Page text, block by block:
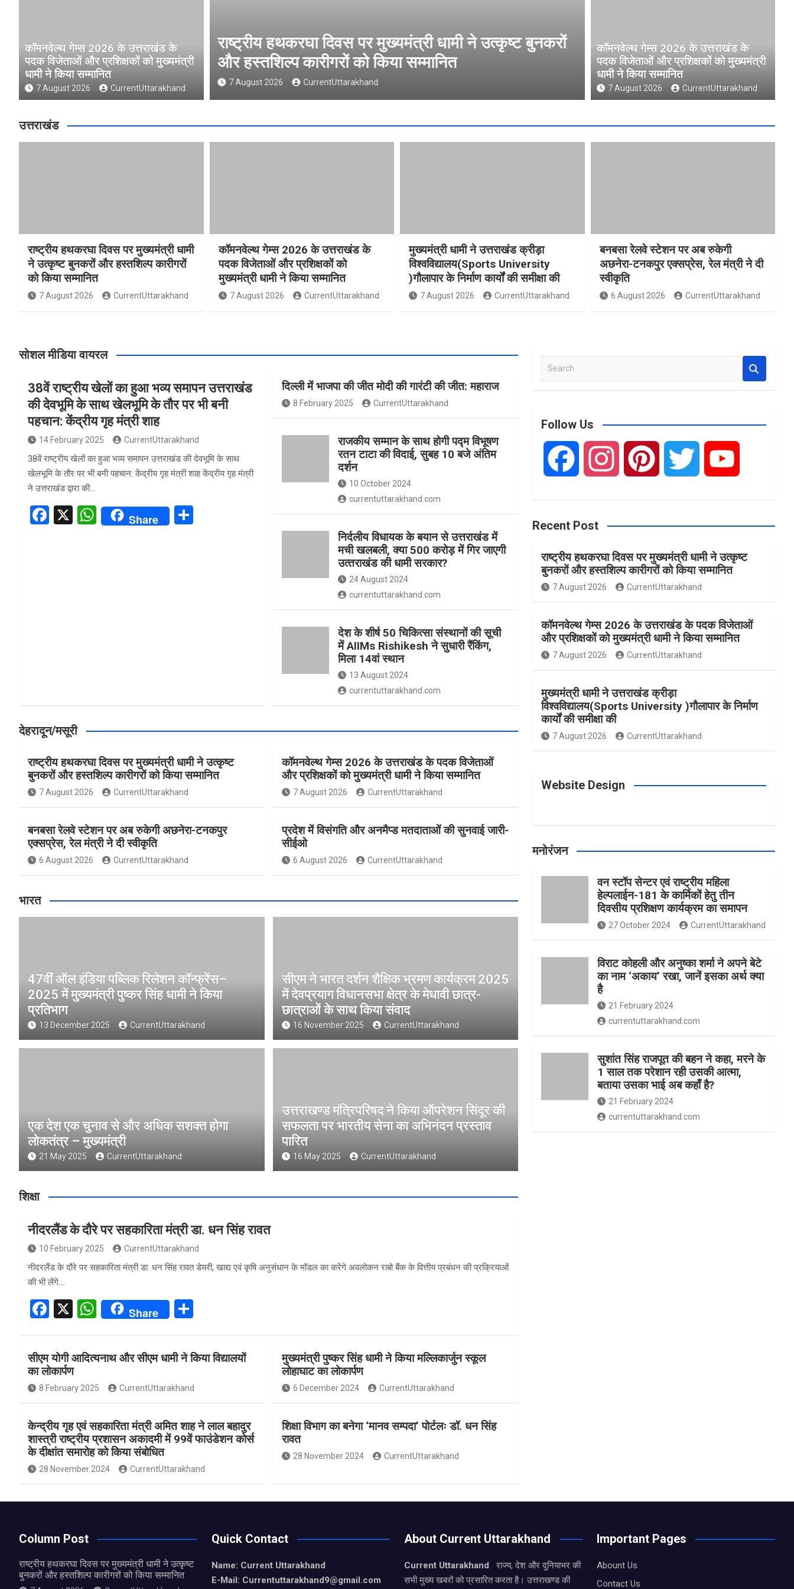
कॉमनवेल्थ गेम्स 2026 के उत्तराखंड के
पदक विजेताओं और प्रशिक्षकों को मुख्यमंत्री
धामी ने किया सम्मानित
7 August 2026 CurrentUttarakhand
मुख्यमंत्री धामी ने उत्कृष्ट बुनकरों
सम्मानित
कॉमनवेल्थ गेम्स 2026 के उत्तराखंड के पदक विजेताओं और
प्रशिक्षकों को मुख्यमंत्री धामी ने किया सम्मानित
7 August 2026 CurrentUttarakhand
मुख्यमंत्री धामी ने उत्तराखंड
University )गौलापार के निर्माण
कॉमनवेल्थ गेम्स 2026 के उत्तराखंड के
पदक विजेताओं और प्रशिक्षकों को मुख्यमंत्री
धामी ने किया सम्मानित
7 August 2026 CurrentUttarakhand
उत्तराखंड
राष्ट्रीय हथकरघा दिवस पर मुख्यमंत्री धामी
ने उत्कृष्ट बुनकरों और हस्तशिल्प कारीगरों
को किया सम्मानित
7 August 2026 CurrentUttarakhand
कॉमनवेल्थ गेम्स 2026 के उत्तराखंड के
पदक विजेताओं और प्रशिक्षकों को
मुख्यमंत्री धामी ने किया सम्मानित
7 August 2026 CurrentUttarakhand
मुख्यमंत्री धामी ने उत्तराखंड क्रीड़ा
विश्वविद्यालय(Sports University
)गौलापार के निर्माण कार्यों की समीक्षा की
7 August 2026 CurrentUttarakhand
बनबसा रेलवे स्टेशन पर अब रुकेगी
अछनेरा-टनकपुर एक्सप्रेस, रेल मंत्री ने दी
स्वीकृति
6 August 2026 CurrentUttarakhand
सोशल मीडिया वायरल
38वें राष्ट्रीय खेलों का हुआ भव्य समापन उत्तराखंड
की देवभूमि के साथ खेलभूमि के तौर पर भी बनी
पहचान: केंद्रीय गृह मंत्री शाह
14 February 2025 CurrentUttarakhand
38वें राष्ट्रीय खेलों का हुआ भव्य समापन उत्तराखंड की देवभूमि के साथ
खेलभूमि के तौर पर भी बनी पहचान: केंद्रीय गृह मंत्री शाह केंद्रीय गृह मंत्री
ने उत्तराखंड द्वारा की…
F
X
W
Share
दिल्ली में भाजपा की जीत मोदी की गारंटी की जीत: महाराज
8 February 2025 CurrentUttarakhand
राजकीय सम्मान के साथ होगी पद्म विभूषण
रतन टाटा की विदाई, सुबह 10 बजे अंतिम
दर्शन
10 October 2024
currentuttarakhand.com
निर्दलीय विधायक के बयान से उत्तराखंड में
मची खलबली, क्‍या 500 करोड़ में गिर जाएगी
उत्‍तराखंड की धामी सरकार?
24 August 2024
currentuttarakhand.com
देश के शीर्ष 50 चिकित्सा संस्थानों की सूची
में AIIMs Rishikesh ने सुधारी रैंकिंग,
मिला 14वां स्थान
13 August 2024
currentuttarakhand.com
देहरादून/मसूरी
राष्ट्रीय हथकरघा दिवस पर मुख्यमंत्री धामी ने उत्कृष्ट
बुनकरों और हस्तशिल्प कारीगरों को किया सम्मानित
7 August 2026 CurrentUttarakhand
कॉमनवेल्थ गेम्स 2026 के उत्तराखंड के पदक विजेताओं
और प्रशिक्षकों को मुख्यमंत्री धामी ने किया सम्मानित
7 August 2026 CurrentUttarakhand
बनबसा रेलवे स्टेशन पर अब रुकेगी अछनेरा-टनकपुर
एक्सप्रेस, रेल मंत्री ने दी स्वीकृति
6 August 2026 CurrentUttarakhand
प्रदेश में विसंगति और अनमैप्ड मतदाताओं की सुनवाई जारी-
सीईओ
6 August 2026 CurrentUttarakhand
भारत
47वीं ऑल इंडिया पब्लिक रिलेशन कॉन्फ्रेंस–
2025 में मुख्यमंत्री पुष्कर सिंह धामी ने किया
प्रतिभाग
13 December 2025 CurrentUttarakhand
सीएम ने भारत दर्शन शैक्षिक भ्रमण कार्यक्रम 2025
में देवप्रयाग विधानसभा क्षेत्र के मेधावी छात्र-
छात्राओं के साथ किया संवाद
16 November 2025 CurrentUttarakhand
एक देश एक चुनाव से और अधिक सशक्त होगा
लोकतंत्र – मुख्यमंत्री
21 May 2025 CurrentUttarakhand
उत्तराखण्ड मंत्रिपरिषद ने किया ऑपरेशन सिंदूर की
सफलता पर भारतीय सेना का अभिनंदन प्रस्ताव
पारित
16 May 2025 CurrentUttarakhand
शिक्षा
नीदरलैंड के दौरे पर सहकारिता मंत्री डा. धन सिंह रावत
10 February 2025 CurrentUttarakhand
नीदरलैंड के दौरे पर सहकारिता मंत्री डा. धन सिंह रावत डेयरी, खाद्य एवं कृषि अनुसंधान के मॉडल का करेंगे अवलोकन राबो बैंक के वित्तीय प्रबंधन की प्रक्रियाओं
की भी लेंगे…
F
ce
b
o
o
k
X
W
s
A
p
p
Share
ar
e
सीएम योगी आदित्यनाथ और सीएम धामी ने किया विद्यालयों
का लोकार्पण
8 February 2025 CurrentUttarakhand
मुख्यमंत्री पुष्कर सिंह धामी ने किया मल्लिकार्जुन स्कूल
लोहाघाट का लोकार्पण
6 December 2024 CurrentUttarakhand
केन्द्रीय गृह एवं सहकारिता मंत्री अमित शाह ने लाल बहादुर
शास्त्री राष्ट्रीय प्रशासन अकादमी में 99वें फाउंडेशन कोर्स
के दीक्षांत समारोह को किया संबोधित
28 November 2024 CurrentUttarakhand
शिक्षा विभाग का बनेगा ‘मानव सम्पदा’ पोर्टलः डॉ. धन सिंह
रावत
28 November 2024 CurrentUttarakhand
a
c
Follow Us
c
e
b
o
o
k
s
t
a
g
r
a
m
n
t
e
r
e
s
t
i
t
t
e
r
u
u
b
e
Recent Post
राष्ट्रीय हथकरघा दिवस पर मुख्यमंत्री धामी ने उत्कृष्ट
बुनकरों और हस्तशिल्प कारीगरों को किया सम्मानित
7 August 2026 CurrentUttarakhand
कॉमनवेल्थ गेम्स 2026 के उत्तराखंड के पदक विजेताओं
और प्रशिक्षकों को मुख्यमंत्री धामी ने किया सम्मानित
7 August 2026 CurrentUttarakhand
मुख्यमंत्री धामी ने उत्तराखंड क्रीड़ा
विश्वविद्यालय(Sports University )गौलापार के निर्माण
कार्यों की समीक्षा की
7 August 2026 CurrentUttarakhand
Website Design
मनोरंजन
वन स्टॉप सेन्टर एवं राष्ट्रीय महिला
हेल्पलाईन-181 के कार्मिकों हेतु तीन
दिवसीय प्रशिक्षण कार्यक्रम का समापन
27 October 2024 CurrentUttarakhand
विराट कोहली और अनुष्का शर्मा ने अपने बेटे
का नाम ‘अकाय’ रखा, जानें इसका अर्थ क्‍या
है
21 February 2024
currentuttarakhand.com
सुशांत सिंह राजपूत की बहन ने कहा, मरने के
1 साल तक परेशान रही उसकी आत्मा,
बताया उसका भाई अब कहाँ है?
21 February 2024
currentuttarakhand.com
Column Post
राष्ट्रीय हथकरघा दिवस पर मुख्यमंत्री धामी ने उत्कृष्ट
बुनकरों और हस्तशिल्प कारीगरों को किया सम्मानित
Quick Contact
Name: Current Uttarakhand
E-Mail: Currentuttarakhand9@gmail.com
About Current Uttarakhand
Current Uttarakhand
राज्य, देश और दुनियाभर की
सभी मुख्य खबरों को प्रसारित करता है। उत्तराखण्ड की
Important Pages
Abount Us
Contact Us